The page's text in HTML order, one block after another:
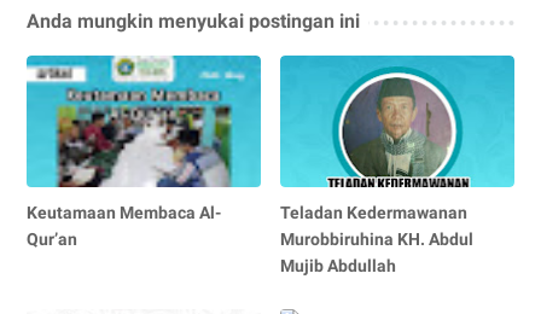
Anda mungkin menyukai postingan ini
Keutamaan Membaca Al-
Qur’an
Teladan Kedermawanan
Murobbiruhina KH. Abdul
Mujib Abdullah